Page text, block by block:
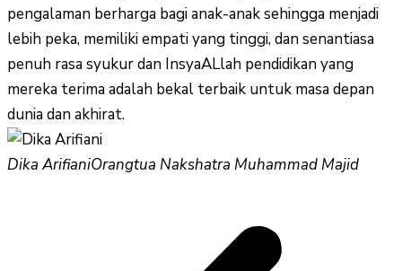
pengalaman berharga bagi anak-anak sehingga menjadi
lebih peka, memiliki empati yang tinggi, dan senantiasa
penuh rasa syukur dan InsyaALlah pendidikan yang
mereka terima adalah bekal terbaik untuk masa depan
dunia dan akhirat.
Dika ArifianiOrangtua Nakshatra Muhammad Majid